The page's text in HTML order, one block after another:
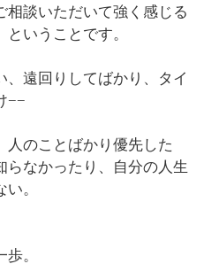
談いただいて強く感じる
いうことです。
、遠回りしてばかり、タイ
−−
人のことばかり優先した
らなかったり、自分の人生
。
。